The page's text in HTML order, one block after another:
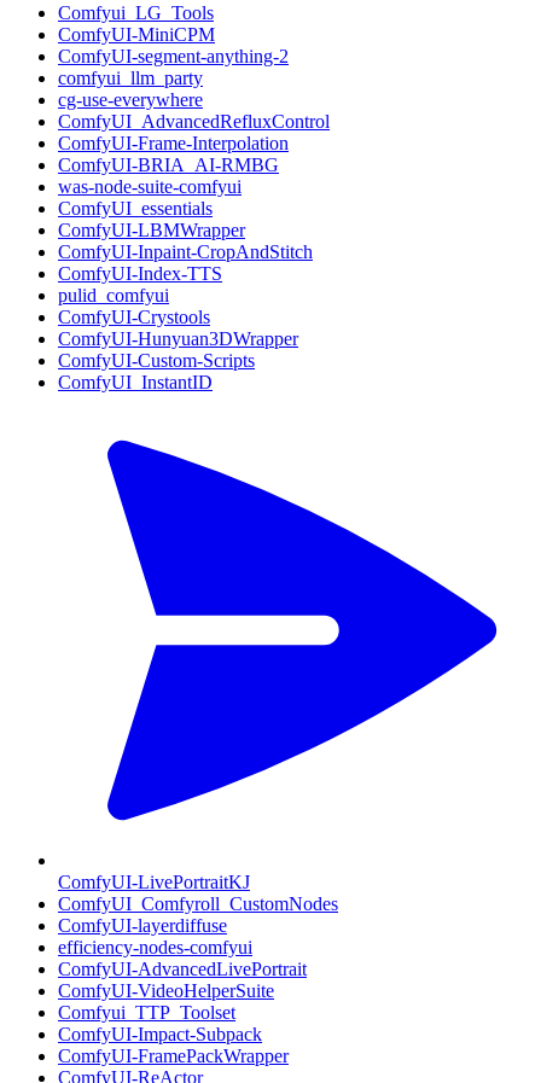
Comfyui_LG_Tools
ComfyUI-MiniCPM
ComfyUI-segment-anything-2
comfyui_llm_party
cg-use-everywhere
ComfyUI_AdvancedRefluxControl
ComfyUI-Frame-Interpolation
ComfyUI-BRIA_AI-RMBG
was-node-suite-comfyui
ComfyUI_essentials
ComfyUI-LBMWrapper
ComfyUI-Inpaint-CropAndStitch
ComfyUI-Index-TTS
pulid_comfyui
ComfyUI-Crystools
ComfyUI-Hunyuan3DWrapper
ComfyUI-Custom-Scripts
ComfyUI_InstantID
ComfyUI-LivePortraitKJ
ComfyUI_Comfyroll_CustomNodes
ComfyUI-layerdiffuse
efficiency-nodes-comfyui
ComfyUI-AdvancedLivePortrait
ComfyUI-VideoHelperSuite
Comfyui_TTP_Toolset
ComfyUI-Impact-Subpack
ComfyUI-FramePackWrapper
ComfyUI-ReActor